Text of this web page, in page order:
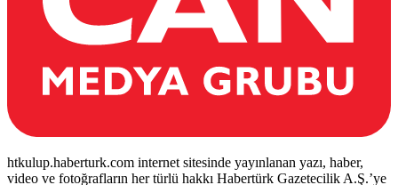
htkulup.haberturk.com internet sitesinde yayınlanan yazı, haber,
video ve fotoğrafların her türlü hakkı Habertürk Gazetecilik A.Ş.’ye